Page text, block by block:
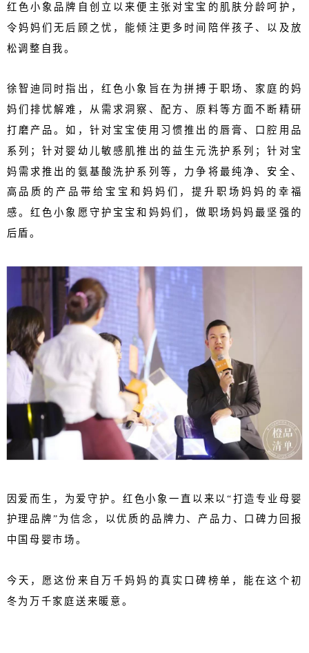
红色小象品牌自创立以来便主张对宝宝的肌肤分龄呵护，
令妈妈们无后顾之忧，能倾注更多时间陪伴孩子、以及放
松调整自我。
徐智迪同时指出，红色小象旨在为拼搏于职场、家庭的妈
妈们排忧解难，从需求洞察、配方、原料等方面不断精研
打磨产品。如，针对宝宝使用习惯推出的唇膏、口腔用品
系列；针对婴幼儿敏感肌推出的益生元洗护系列；针对宝
妈需求推出的氨基酸洗护系列等，力争将最纯净、安全、
高品质的产品带给宝宝和妈妈们，提升职场妈妈的幸福
感。红色小象愿守护宝宝和妈妈们，做职场妈妈最坚强的
后盾。
因爱而生，为爱守护。红色小象一直以来以“打造专业母婴
护理品牌”为信念，以优质的品牌力、产品力、口碑力回报
中国母婴市场。
今天，愿这份来自万千妈妈的真实口碑榜单，能在这个初
冬为万千家庭送来暖意。